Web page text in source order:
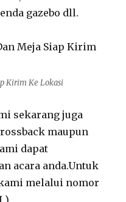
gazebo dll.
Kirim Ke Lokasi
sekarang juga
maupun
dapat
acara anda.Untuk
melalui nomor
).